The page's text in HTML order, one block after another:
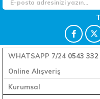
WHATSAPP 7/24 0543 332
Online Alışveriş
Kurumsal